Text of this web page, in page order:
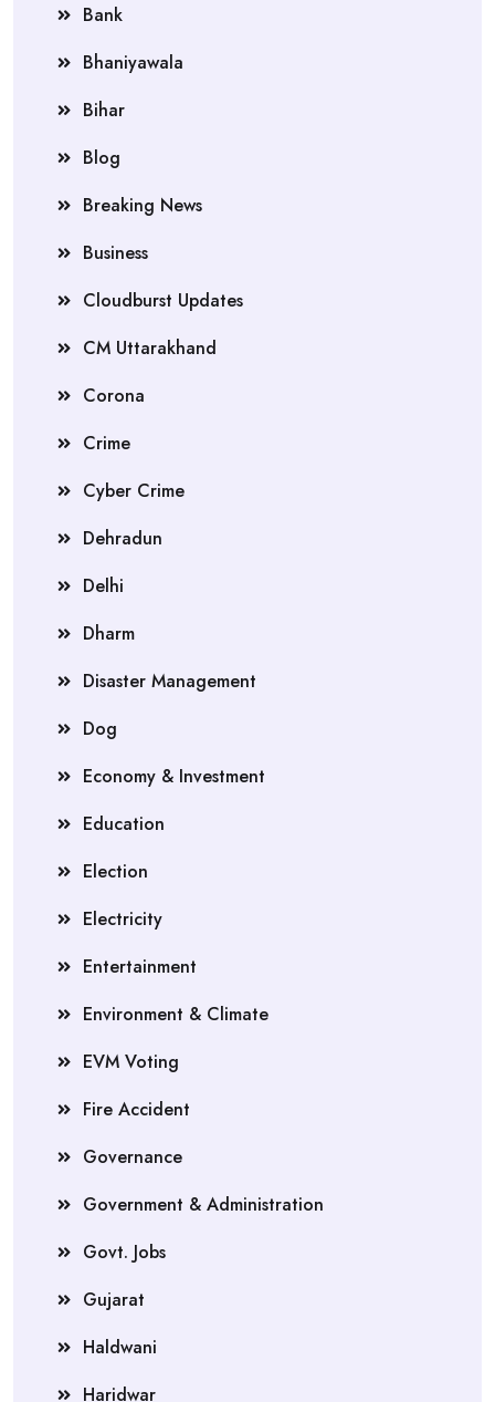
Bank
Bhaniyawala
Bihar
Blog
Breaking News
Business
Cloudburst Updates
CM Uttarakhand
Corona
Crime
Cyber Crime
Dehradun
Delhi
Dharm
Disaster Management
Dog
Economy & Investment
Education
Election
Electricity
Entertainment
Environment & Climate
EVM Voting
Fire Accident
Governance
Government & Administration
Govt. Jobs
Gujarat
Haldwani
Haridwar